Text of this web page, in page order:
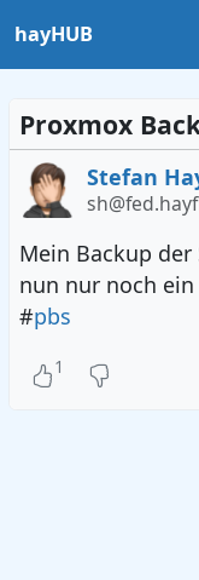
hayHUB
Proxmox
Stefan
Mein Backup
nun nur noch
#pbs
1